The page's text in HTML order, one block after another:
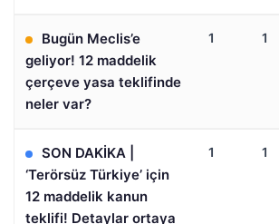
Bugün Meclis’e
geliyor! 12 maddelik
çerçeve yasa teklifinde
neler var?
1 1
SON DAKİKA |
‘Terörsüz Türkiye’ için
12 maddelik kanun
teklifi! Detaylar ortaya
1 1